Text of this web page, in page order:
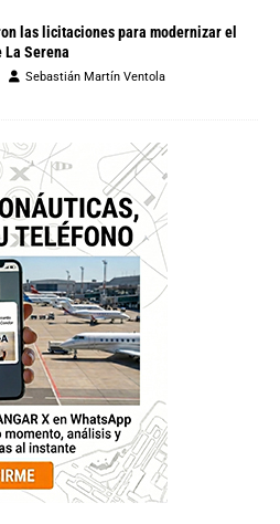
las licitaciones para modernizar el
La Serena
Sebastián Martín Ventola